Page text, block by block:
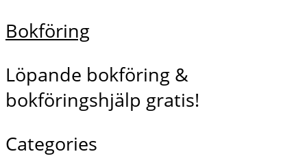
Bokföring
Löpande bokföring &
bokföringshjälp gratis!
Categories